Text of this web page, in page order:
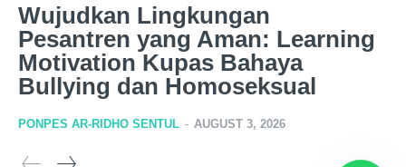
Wujudkan Lingkungan
Pesantren yang Aman: Learning
Motivation Kupas Bahaya
Bullying dan Homoseksual
PONPES AR-RIDHO SENTUL - AUGUST 3, 2026